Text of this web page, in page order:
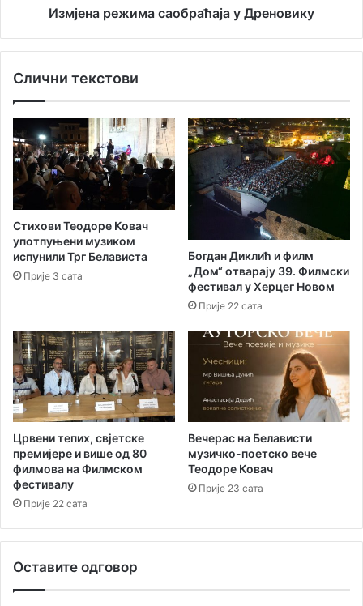
у
р
с
б
р
а
ћ
а
а
у
р
о
в
и
к
у
Измјена режима саобраћаја у Дреновику
Слични текстови
Стихови Теодоре Ковач
употпуњени музиком
испунили Трг Белависта
Прије 3 сата
Богдан Диклић и филм
„Дом“ отварају 39. Филмски
фестивал у Херцег Новом
Прије 22 сата
Црвени тепих, свјетске
премијере и више од 80
филмова на Филмском
фестивалу
Прије 22 сата
Вечерас на Белависти
музичко-поетско вече
Теодоре Ковач
Прије 23 сата
Оставите одговор